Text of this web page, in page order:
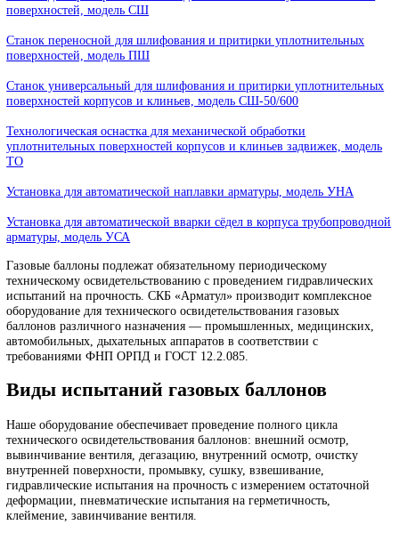
Моечная машина промышленная
Рабочее место для разборки и сборки трубопроводной арматуры,
модель РАМ
Станок для притирки клиньев задвижек и плоских
поверхностей, модель СШ
Станок переносной для шлифования и притирки
поверхностей, модель ПШ
Станок универсальный для шлифования и притирки
Технологическая оснастка для механической обработки
уплотнительных поверхностей корпусов и клиньев задвижек,
ТО
Установка для автоматической наплавки арматуры, модель УНА
Установка для автоматической вварки сёдел в корпуса
арматуры, модель УСА
Газовые баллоны подлежат обязательному периодическому
испытаний на прочность. СКБ «Арматул» производит
оборудование для технического освидетельствования газовых
баллонов различного назначения — промышленных,
автомобильных, дыхательных аппаратов в соответствии с
требованиями ФНП ОРПД и ГОСТ 12.2.085.